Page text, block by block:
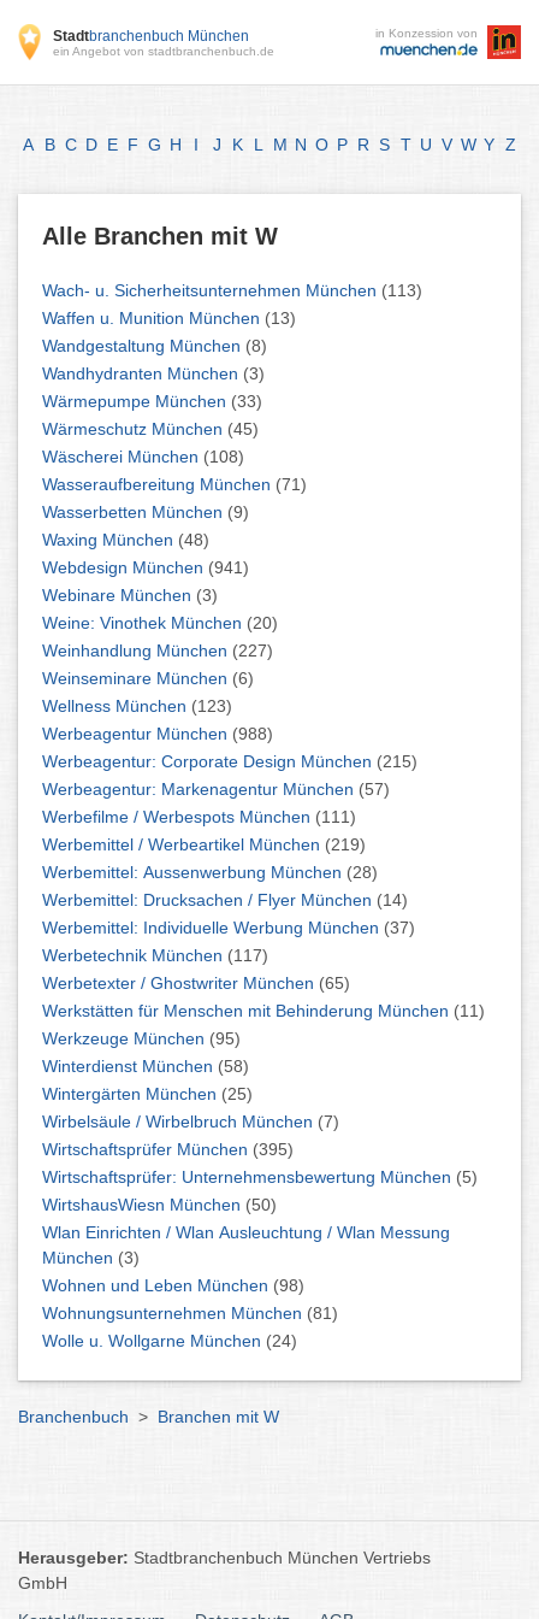
Stadtbranchenbuch München
ein Angebot von stadtbranchenbuch.de
in Konzession von
A B C D E F G H I J K L M N O P R S T U V W Y Z
Alle Branchen mit W
Wach- u. Sicherheitsunternehmen München (113)
Waffen u. Munition München (13)
Wandgestaltung München (8)
Wandhydranten München (3)
Wärmepumpe München (33)
Wärmeschutz München (45)
Wäscherei München (108)
Wasseraufbereitung München (71)
Wasserbetten München (9)
Waxing München (48)
Webdesign München (941)
Webinare München (3)
Weine: Vinothek München (20)
Weinhandlung München (227)
Weinseminare München (6)
Wellness München (123)
Werbeagentur München (988)
Werbeagentur: Corporate Design München (215)
Werbeagentur: Markenagentur München (57)
Werbefilme / Werbespots München (111)
Werbemittel / Werbeartikel München (219)
Werbemittel: Aussenwerbung München (28)
Werbemittel: Drucksachen / Flyer München (14)
Werbemittel: Individuelle Werbung München (37)
Werbetechnik München (117)
Werbetexter / Ghostwriter München (65)
Werkstätten für Menschen mit Behinderung München (11)
Werkzeuge München (95)
Winterdienst München (58)
Wintergärten München (25)
Wirbelsäule / Wirbelbruch München (7)
Wirtschaftsprüfer München (395)
Wirtschaftsprüfer: Unternehmensbewertung München (5)
WirtshausWiesn München (50)
Wlan Einrichten / Wlan Ausleuchtung / Wlan Messung
München (3)
Wohnen und Leben München (98)
Wohnungsunternehmen München (81)
Wolle u. Wollgarne München (24)
Branchenbuch > Branchen mit W
Herausgeber: Stadtbranchenbuch München Vertriebs
GmbH